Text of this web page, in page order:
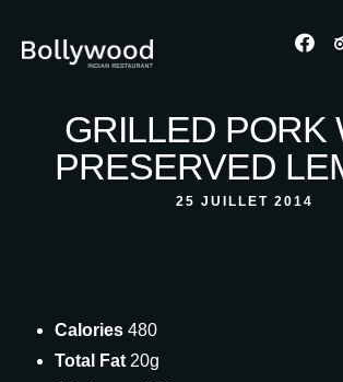
GRILLED PORK
PRESERVED
25 JUILLET 2014
Calories 480
Total Fat 20g